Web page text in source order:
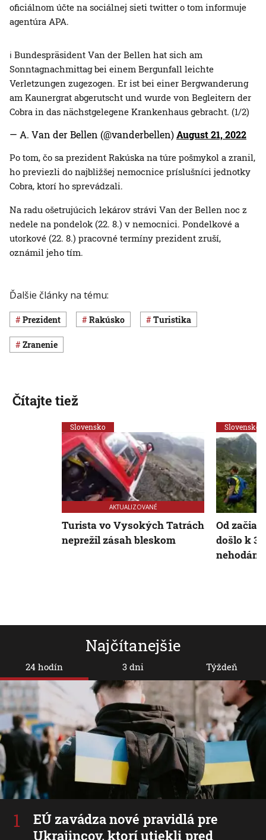
oficiálnom účte na sociálnej sieti twitter o tom informuje
agentúra APA.
ℹ️ Bundespräsident Van der Bellen hat sich am
Sonntagnachmittag bei einem Bergunfall leichte
Verletzungen zugezogen. Er ist bei einer Bergwanderung
am Kaunergrat abgerutscht und wurde von Begleitern der
Cobra in das nächstgelegene Krankenhaus gebracht. (1/2)
— A. Van der Bellen (@vanderbellen)August 21, 2022
Po tom, čo sa prezident Rakúska na túre pošmykol a zranil,
ho previezli do najbližšej nemocnice príslušníci jednotky
Cobra, ktorí ho sprevádzali.
Na radu ošetrujúcich lekárov strávi Van der Bellen noc z
nedele na pondelok (22. 8.) v nemocnici. Pondelkové a
utorkové (22. 8.) pracovné termíny prezident zruší,
oznámil jeho tím.
Ďalšie články na tému:
prezident Rakúsko turistika
zranenie
Najčítanejšie
24 hodín
EÚ zavádza nové pravidlá pre
Ukrajincov, ktorí utiekli pred
3 dni Týždeň
Čítajte tiež
Slovensko
AKTUALIZOVANÉ
Turista vo Vysokých Tatrách
neprežil zásah bleskom
Slovensko
Od
došlo k
nehodám